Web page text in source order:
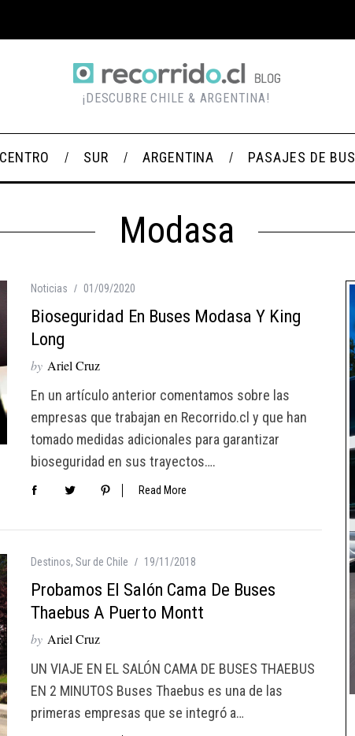
¡DESCUBRE CHILE & ARGENTINA!
CENTRO SUR ARGENTINA PASAJES DE BUS
Modasa
Noticias 01/09/2020
Bioseguridad En Buses Modasa Y King
Long
by Ariel Cruz
En un artículo anterior comentamos sobre las
empresas que trabajan en Recorrido.cl y que han
tomado medidas adicionales para garantizar
bioseguridad en sus trayectos….
Read More
Destinos, Sur de Chile 19/11/2018
Probamos El Salón Cama De Buses
Thaebus A Puerto Montt
by Ariel Cruz
UN VIAJE EN EL SALÓN CAMA DE BUSES THAEBUS
EN 2 MINUTOS Buses Thaebus es una de las
primeras empresas que se integró a…